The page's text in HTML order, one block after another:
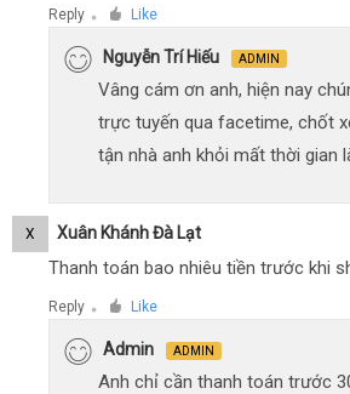
Reply ● Like
Nguyễn Trí Hiếu ADMIN
Vâng cám ơn anh, hiện nay
trực tuyến qua facetime, chốt
tận nhà anh khỏi mất thời gian
X Xuân Khánh Đà Lạt
Thanh toán bao nhiêu tiền trước khi
Reply ● Like
Admin ADMIN
Anh chỉ cần thanh toán trước